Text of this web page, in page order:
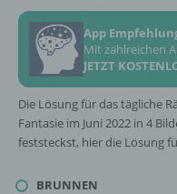
App
Mit zahlreichen
JETZT
Die Lösung für das tägliche
Fantasie im Juni 2022 in 4
feststeckst, hier die Lösung
BRUNNEN